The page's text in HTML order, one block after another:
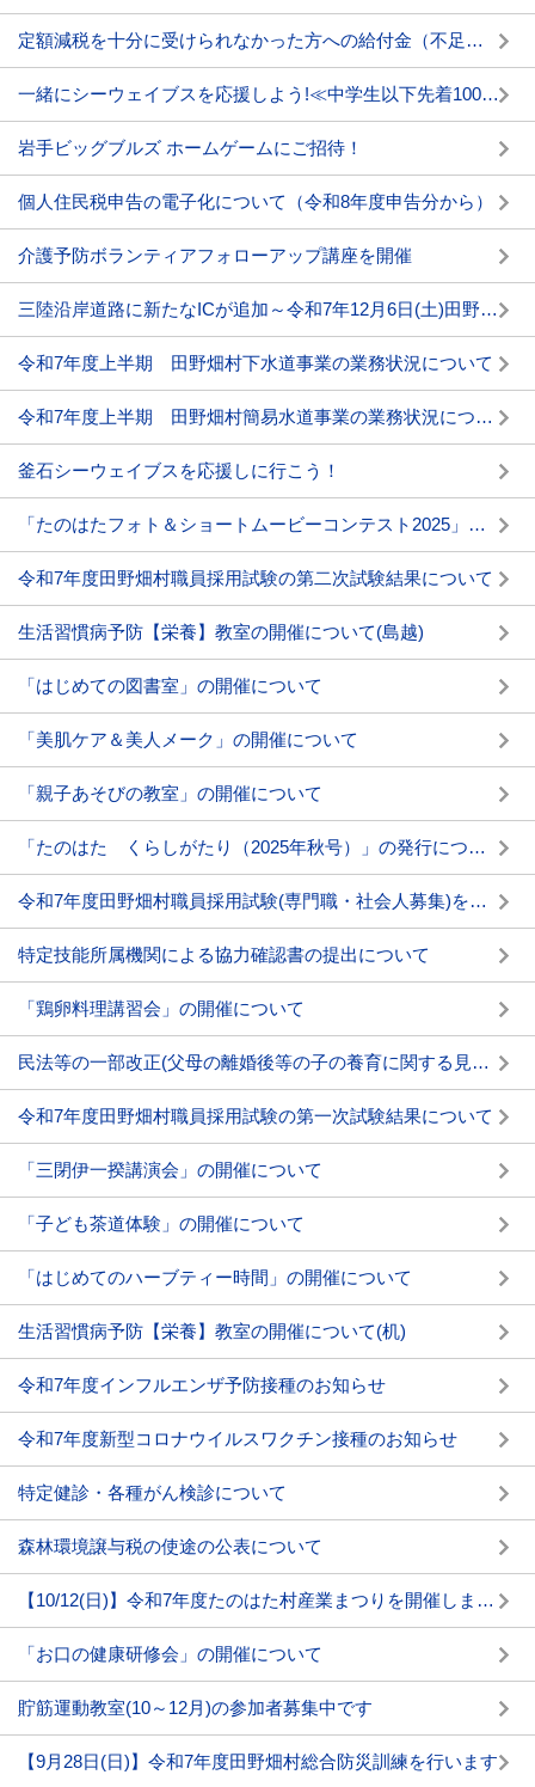
定額減税を十分に受けられなかった方への給付金（不足額給付）
一緒にシーウェイブスを応援しよう!≪中学生以下先着100名ご招待≫
岩手ビッグブルズ ホームゲームにご招待！
個人住民税申告の電子化について（令和8年度申告分から）
介護予防ボランティアフォローアップ講座を開催
三陸沿岸道路に新たなICが追加～令和7年12月6日(土)田野畑思惟ICが開通～
令和7年度上半期 田野畑村下水道事業の業務状況について
令和7年度上半期 田野畑村簡易水道事業の業務状況について
釜石シーウェイブスを応援しに行こう！
「たのはたフォト＆ショートムービーコンテスト2025」の開催について
令和7年度田野畑村職員採用試験の第二次試験結果について
生活習慣病予防【栄養】教室の開催について(島越)
「はじめての図書室」の開催について
「美肌ケア＆美人メーク」の開催について
「親子あそびの教室」の開催について
「たのはた くらしがたり（2025年秋号）」の発行について
令和7年度田野畑村職員採用試験(専門職・社会人募集)を行います(11/4締切)
特定技能所属機関による協力確認書の提出について
「鶏卵料理講習会」の開催について
民法等の一部改正(父母の離婚後等の子の養育に関する見直し)について
令和7年度田野畑村職員採用試験の第一次試験結果について
「三閉伊一揆講演会」の開催について
「子ども茶道体験」の開催について
「はじめてのハーブティー時間」の開催について
生活習慣病予防【栄養】教室の開催について(机)
令和7年度インフルエンザ予防接種のお知らせ
令和7年度新型コロナウイルスワクチン接種のお知らせ
特定健診・各種がん検診について
森林環境譲与税の使途の公表について
【10/12(日)】令和7年度たのはた村産業まつりを開催します。
「お口の健康研修会」の開催について
貯筋運動教室(10～12月)の参加者募集中です
【9月28日(日)】令和7年度田野畑村総合防災訓練を行います